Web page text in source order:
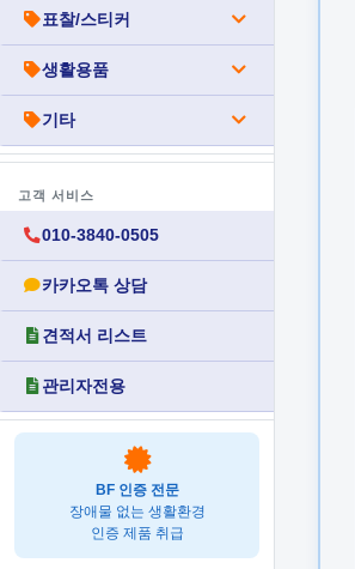
표찰/스티커
생활용품
기타
고객 서비스
010-3840-0505
카카오톡 상담
견적서 리스트
관리자전용
BF 인증 전문
장애물 없는 생활환경
인증 제품 취급